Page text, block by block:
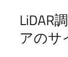
LiDAR
アのサ